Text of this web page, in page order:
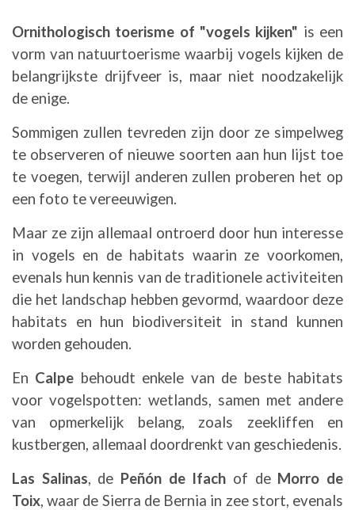
Ornithologisch toerisme of "vogels kijken" is een
vorm van natuurtoerisme waarbij vogels kijken de
belangrijkste drijfveer is, maar niet noodzakelijk
de enige.
Sommigen zullen tevreden zijn door ze simpelweg
te observeren of nieuwe soorten aan hun lijst toe
te voegen, terwijl anderen zullen proberen het op
een foto te vereeuwigen.
Maar ze zijn allemaal ontroerd door hun interesse
in vogels en de habitats waarin ze voorkomen,
evenals hun kennis van de traditionele activiteiten
die het landschap hebben gevormd, waardoor deze
habitats en hun biodiversiteit in stand kunnen
worden gehouden.
En Calpe behoudt enkele van de beste habitats
voor vogelspotten: wetlands, samen met andere
van opmerkelijk belang, zoals zeekliffen en
kustbergen, allemaal doordrenkt van geschiedenis.
Las Salinas, de Peñón de Ifach of de Morro de
Toix, waar de Sierra de Bernia in zee stort, evenals